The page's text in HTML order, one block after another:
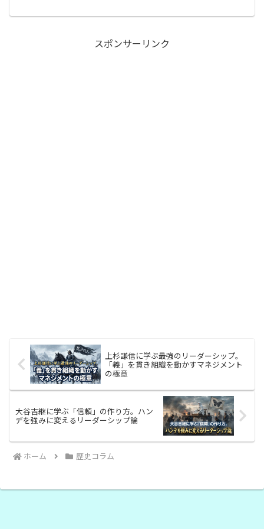
スポンサーリンク
上杉謙信に学ぶ最強のリーダーシップ。
「義」を貫き組織を動かすマネジメント
の極意
大谷吉継に学ぶ「信頼」の作り方。ハン
デを強みに変えるリーダーシップ論
ホーム 歴史コラム